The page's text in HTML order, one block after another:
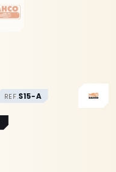
REF.S15-A